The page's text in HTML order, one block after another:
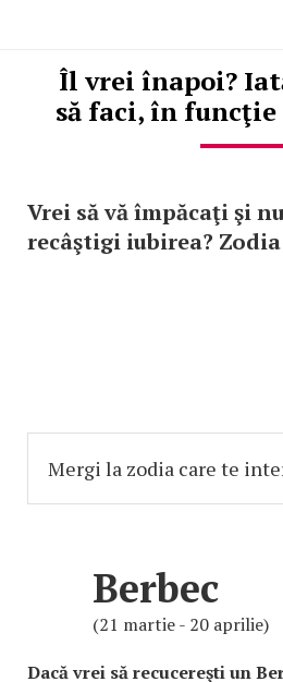
Îl vrei înapoi?
să faci, în
Vrei să vă împăcaţi şi
recâştigi iubirea?
Berbec
(21 martie - 20 aprilie)
Dacă vrei să recucereşti un